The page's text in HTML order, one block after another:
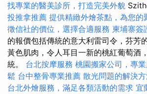
找專業的醫美診所，打造完美外貌
投推拿推薦 提供精緻外燴茶點，為您的
徵信社的價位，選擇合適服務 柬埔寨簽
的報價包括傳統的意大利雷司令，芬芳
黃色肌肉，令人耳目一新的桃紅葡萄酒
統。 台北按摩服務 桃園搬家公司，專
鬆 台中整骨專業推薦 散光問題的解決
台北外燴服務，滿足各類活動的需求 宜